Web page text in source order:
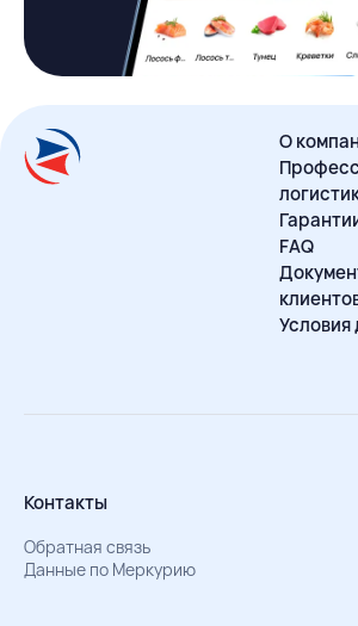
О
FAQ
Условия
Контакты
Обратная связь
Данные по Меркурию